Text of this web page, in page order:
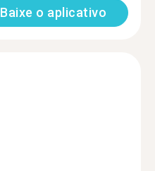
Baixe o aplicativo